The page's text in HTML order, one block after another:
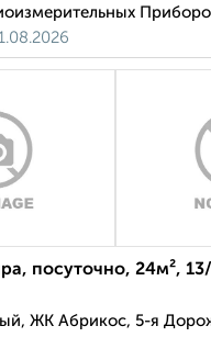
посуточно, 24м²,
ЖК Абрикос, 5-я